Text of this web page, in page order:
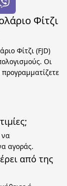
Φίτζι
Φίτζι (FJD)
Οι
να
αγοράς.
από της